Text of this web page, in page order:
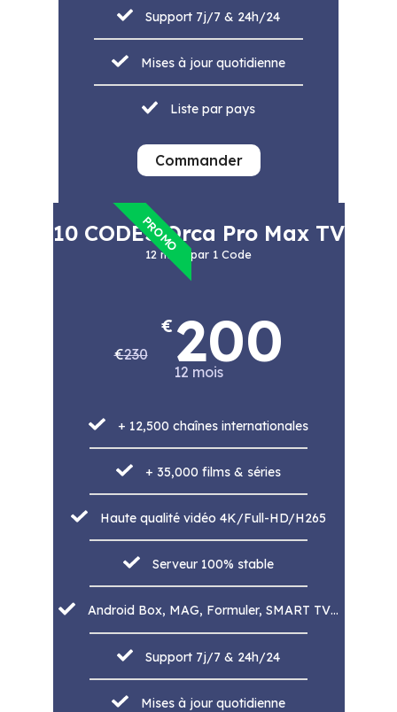
Support 7j/7 & 24h/24
Mises à jour quotidienne
Liste par pays
Commander
PROMO
10 CODES Orca Pro Max TV
12 mois par 1 Code
€230
€ 200
12 mois
+ 12,500 chaînes internationales
+ 35,000 films & séries
Haute qualité vidéo 4K/Full-HD/H265
Serveur 100% stable
Android Box, MAG, Formuler, SMART TV…
Support 7j/7 & 24h/24
Mises à jour quotidienne